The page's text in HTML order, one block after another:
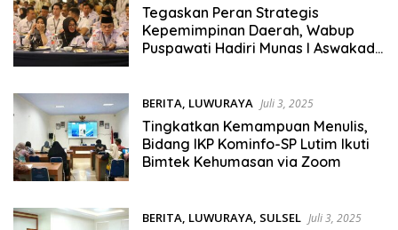
Tegaskan Peran Strategis
Kepemimpinan Daerah, Wabup
Puspawati Hadiri Munas I Aswakada
BERITA, LUWURAYA Juli 3, 2025
Tingkatkan Kemampuan Menulis,
Bidang IKP Kominfo-SP Lutim Ikuti
Bimtek Kehumasan via Zoom
BERITA, LUWURAYA, SULSEL Juli 3, 2025